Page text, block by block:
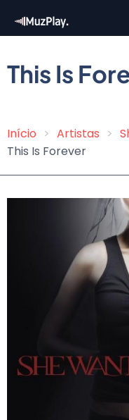
para
conteúdo
principal
This Is
Trilha
navegação
Início Artistas
This Is Forever